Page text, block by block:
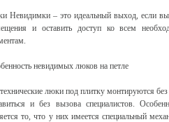
Невидимки – это идеальный выход, если вы
и оставить доступ ко всем
невидимых люков на петле
люки под плитку монтируются
и без вызова специалистов.
то, что у них имеется специальный